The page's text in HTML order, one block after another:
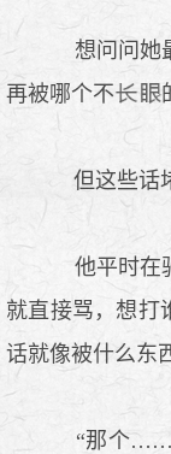
想问问她
再被哪个不
但这些话
他平时在
就直接骂，想打
话就像被什么东
“那个